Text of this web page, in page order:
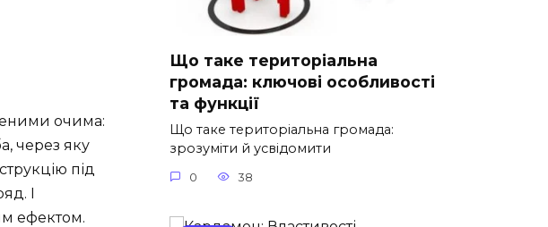
очима:
через яку
під
І
ефектом.
Що таке територіальна
громада: ключові особливості
та функції
Що таке територіальна громада:
зрозуміти й усвідомити
0 38